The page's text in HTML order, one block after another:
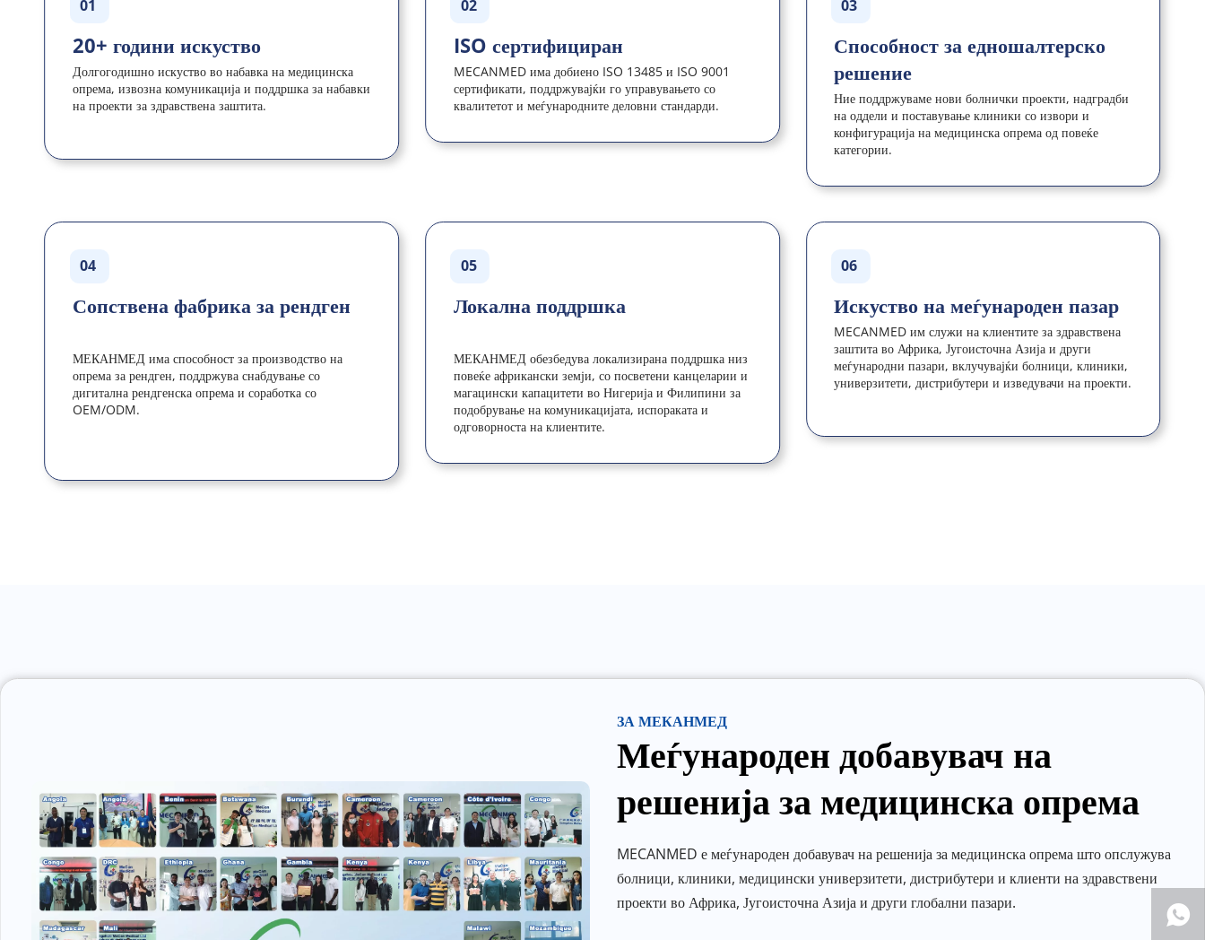
01
20+ години искуство
Долгогодишно искуство во набавка на медицинска
опрема, извозна комуникација и поддршка за набавки
на проекти за здравствена заштита.
02
ISO сертифициран
MECANMED има добиено ISO 13485 и ISO 9001
сертификати, поддржувајќи го управувањето со
квалитетот и меѓународните деловни стандарди.
03
Способност за едношалтерско
решение
Ние поддржуваме нови болнички проекти, надградби
на оддели и поставување клиники со извори и
конфигурација на медицинска опрема од повеќе
категории.
04
Сопствена фабрика за рендген
МЕКАНМЕД има способност за производство на
опрема за рендген, поддржува снабдување со
дигитална рендгенска опрема и соработка со
OEM/ODM.
05
Локална поддршка
МЕКАНМЕД обезбедува локализирана поддршка низ
повеќе африкански земји, со посветени канцеларии и
магацински капацитети во Нигерија и Филипини за
подобрување на комуникацијата, испораката и
одговорноста на клиентите.
06
Искуство на меѓународен пазар
MECANMED им служи на клиентите за здравствена
заштита во Африка, Југоисточна Азија и други
меѓународни пазари, вклучувајќи болници, клиники,
универзитети, дистрибутери и изведувачи на проекти.
ЗА МЕКАНМЕД
Меѓународен добавувач на
решенија за медицинска опрема
MECANMED е меѓународен добавувач на решенија за медицинска опрема што опслужува
болници, клиники, медицински универзитети, дистрибутери и клиенти на здравствени
проекти во Африка, Југоисточна Азија и други глобални пазари.